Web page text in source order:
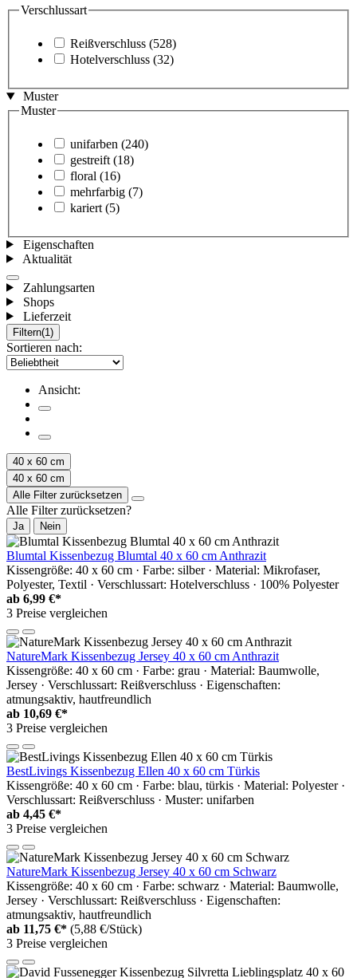
Verschlussart
Reißverschluss (528)
Hotelverschluss (32)
Muster
Muster
unifarben (240)
gestreift (18)
floral (16)
mehrfarbig (7)
kariert (5)
Eigenschaften
Aktualität
Zahlungsarten
Shops
Lieferzeit
Filtern(1)
Sortieren nach:
Ansicht:
40 x 60 cm
40 x 60 cm
Alle Filter zurücksetzen
Alle Filter zurücksetzen?
Ja Nein
Blumtal Kissenbezug Blumtal 40 x 60 cm Anthrazit
Kissengröße: 40 x 60 cm · Farbe: silber · Material: Mikrofaser,
Polyester, Textil · Verschlussart: Hotelverschluss · 100% Polyester
ab 6,99 €*
3 Preise vergleichen
NatureMark Kissenbezug Jersey 40 x 60 cm Anthrazit
Kissengröße: 40 x 60 cm · Farbe: grau · Material: Baumwolle,
Jersey · Verschlussart: Reißverschluss · Eigenschaften:
atmungsaktiv, hautfreundlich
ab 10,69 €*
3 Preise vergleichen
BestLivings Kissenbezug Ellen 40 x 60 cm Türkis
Kissengröße: 40 x 60 cm · Farbe: blau, türkis · Material: Polyester ·
Verschlussart: Reißverschluss · Muster: unifarben
ab 4,45 €*
3 Preise vergleichen
NatureMark Kissenbezug Jersey 40 x 60 cm Schwarz
Kissengröße: 40 x 60 cm · Farbe: schwarz · Material: Baumwolle,
Jersey · Verschlussart: Reißverschluss · Eigenschaften:
atmungsaktiv, hautfreundlich
ab 11,75 €* (5,88 €/Stück)
3 Preise vergleichen